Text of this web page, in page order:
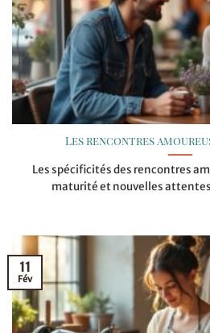
Les rencontres
Les spécificités des rencontres
maturité et nouvelles
11
Fév